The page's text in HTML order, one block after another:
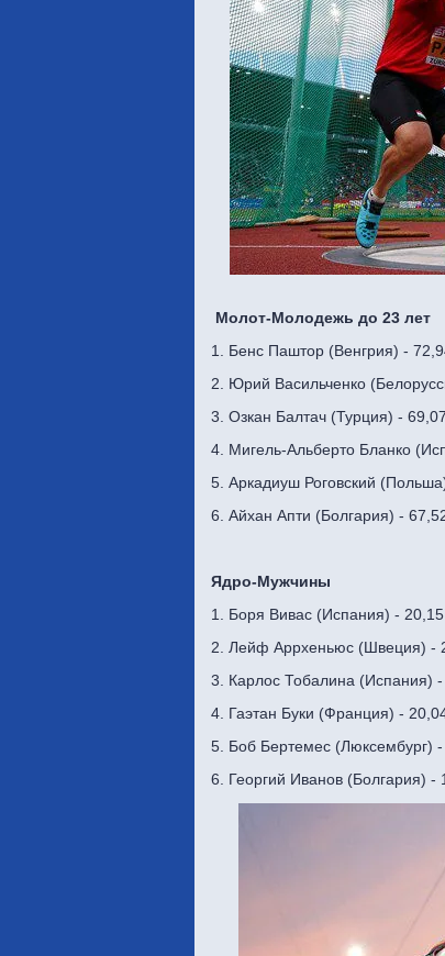
Молот-Молодежь до 23 лет
1. Бенс Паштор (Венгрия) -
2. Юрий Васильченко
3. Озкан Балтач (Турция) - 69,07
4. Мигель-Альберто Бланко
5. Аркадиуш Роговский
6. Айхан Апти (Болгария) -
Ядро-Мужчины
1. Боря Вивас (Испания) - 20,15
2. Лейф Аррхеньюс (Швеция) -
3. Карлос Тобалина (Испания)
4. Гаэтан Буки (Франция) -
5. Боб Бертемес (Люксембург)
6. Георгий Иванов (Болгария) -